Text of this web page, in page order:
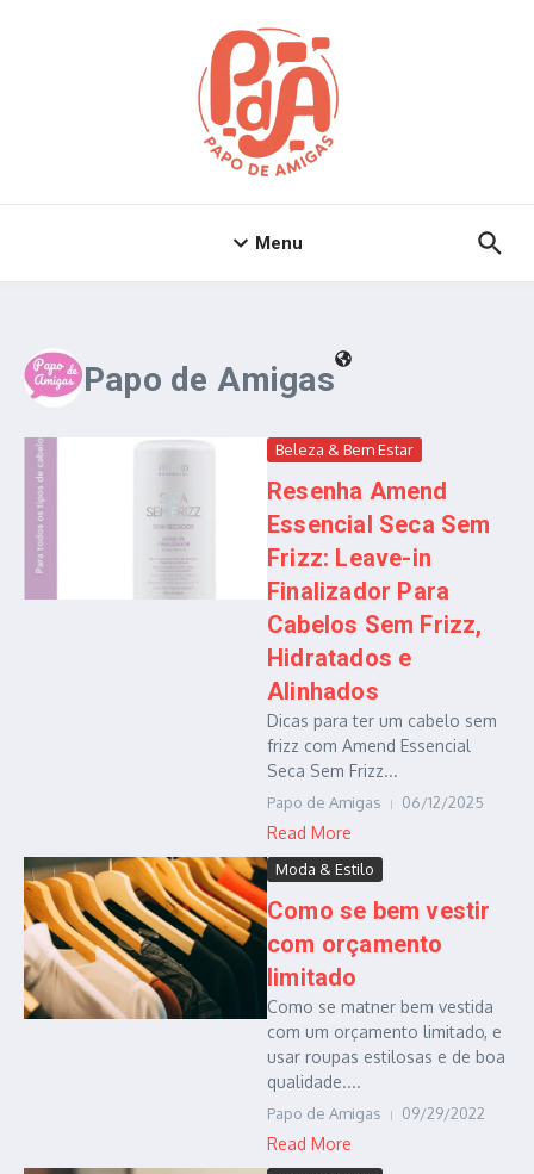
Menu
Papo de Amigas
Beleza & Bem Estar
Resenha Amend
Essencial Seca Sem
Frizz: Leave-in
Finalizador Para
Cabelos Sem Frizz,
Hidratados e
Alinhados
Dicas para ter um cabelo sem
frizz com Amend Essencial
Seca Sem Frizz...
Papo de Amigas 06/12/2025
Read More
Moda & Estilo
Como se bem vestir
com orçamento
limitado
Como se matner bem vestida
com um orçamento limitado, e
usar roupas estilosas e de boa
qualidade....
Papo de Amigas 09/29/2022
Read More